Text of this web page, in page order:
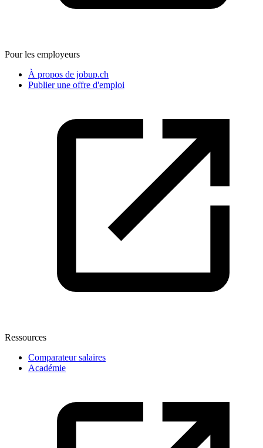
Pour les employeurs
À propos de jobup.ch
Publier une offre d'emploi
Ressources
Comparateur salaires
Académie